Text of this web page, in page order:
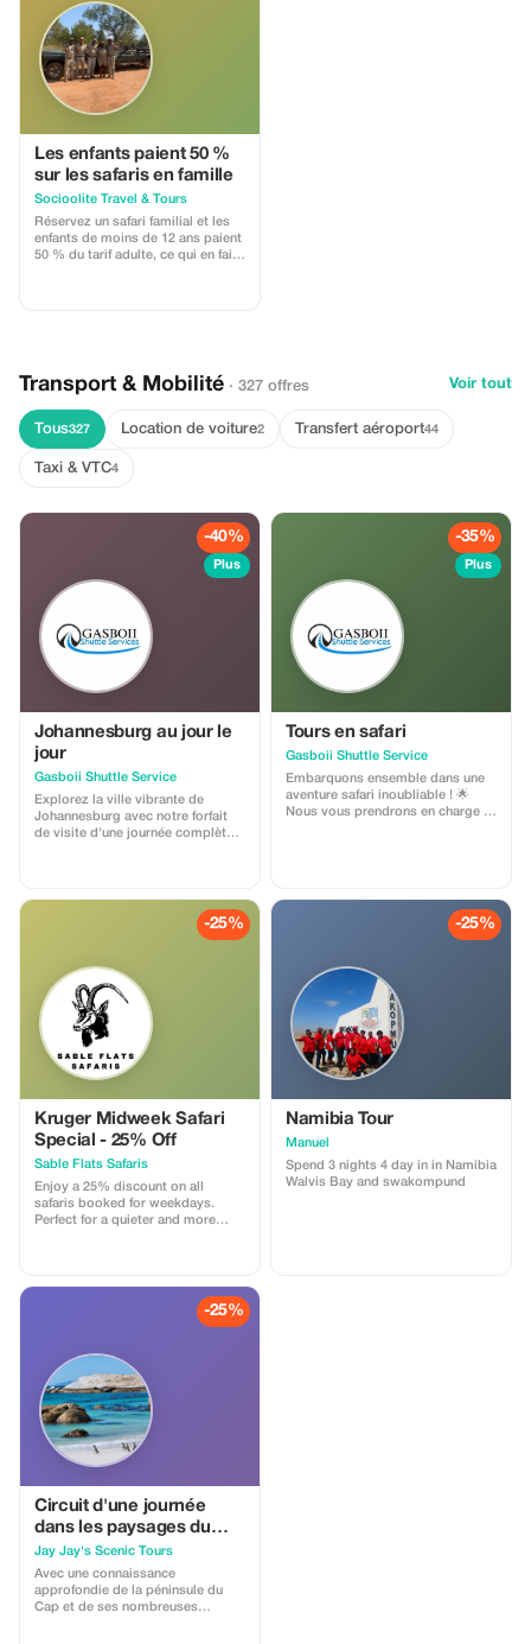
Les enfants paient 50 %
sur les safaris en famille
Socioolite Travel & Tours
Réservez un safari familial et les
enfants de moins de 12 ans paient
50 % du tarif adulte, ce qui en fait
Transport & Mobilité · 327 offres Voir tout
Tous327 Location de voiture2 Transfert aéroport44
Taxi & VTC4
-40%
Plus
Johannesburg au jour le
jour
Gasboii Shuttle Service
Explorez la ville vibrante de
Johannesburg avec notre forfait
de visite d'une journée complète !
l'Apartheid et le stade Soccer City
(stade FNB). Rendez hommage
aux légendes à la maison de
commémoratif Hector Petersen.
Avec des prix abordables et bien
plus encore, nous avons tout ce
qu'il vous faut ! 😊 Ouvert aux
visiteurs du monde entier.
Réservez dès maintenant et
découvrez le meilleur de
Johannesburg !
-35%
Plus
Tours en safari
Gasboii Shuttle Service
Embarquons ensemble dans une
aventure safari inoubliable ! 🌟
Nous vous prendrons en charge à
chasse de Pilanesberg - Les parcs
nationaux - Le parc des lions -
singes Et bien d’autres
destinations incroyables encore !
Réservez dès maintenant et
préparez-vous pour une
expérience safari épique ! 🦁" Prix
par personne : 5 500 Rands
-25%
Kruger Midweek Safari
Special - 25% Off
Sable Flats Safaris
Enjoy a 25% discount on all
safaris booked for weekdays.
Perfect for a quieter and more
-25%
Namibia Tour
Manuel
Spend 3 nights 4 day in in Namibia
Walvis Bay and swakompund
-25%
Circuit d'une journée
dans les paysages du
Cap
Jay Jay's Scenic Tours
Avec une connaissance
approfondie de la péninsule du
Cap et de ses nombreuses